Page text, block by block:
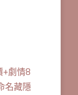
劇情8
名藏隱